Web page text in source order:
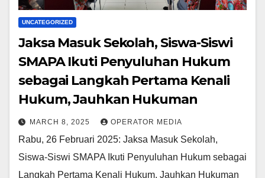
UNCATEGORIZED
Jaksa Masuk Sekolah, Siswa-Siswi
SMAPA Ikuti Penyuluhan Hukum
sebagai Langkah Pertama Kenali
Hukum, Jauhkan Hukuman
MARCH 8, 2025 OPERATOR MEDIA
Rabu, 26 Februari 2025: Jaksa Masuk Sekolah,
Siswa-Siswi SMAPA Ikuti Penyuluhan Hukum sebagai
Langkah Pertama Kenali Hukum, Jauhkan Hukuman